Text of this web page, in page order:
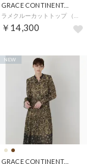
GRACE CONTINENTAL
￥14,300
GRACE CONTINENTAL
NEW